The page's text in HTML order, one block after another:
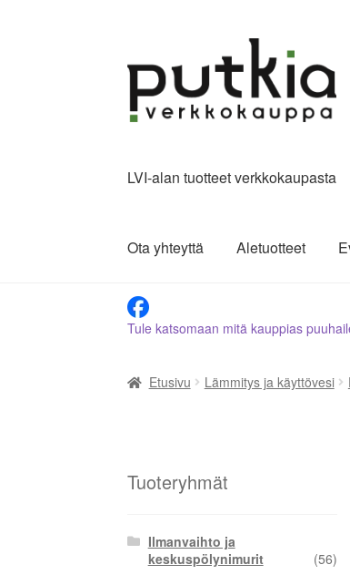
navigointiin
sisältöön
LVI-alan tuotteet verkkokaupasta
Ota yhteyttä Aletuotteet
Tule katsomaan mitä kauppias
Etusivu Lämmitys ja käyttövesi
Tuoteryhmät
Ilmanvaihto ja
keskuspölynimurit
(56)